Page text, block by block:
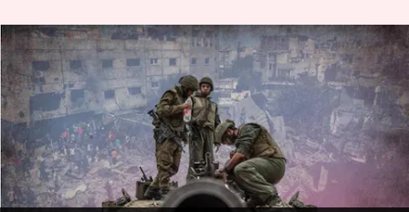
Israel - Hamas war: ఉత్తర
గాజాలో హమాస్ కమాండ్ వ్యవస్థను
నాశనం చేసిన ఇజ్రాయెల్ సైన్యం
వ్రాసిన వారు Stalin Jan 07, 2024 12:35 pm
ఈ వార్తాకథనం ఏంటి